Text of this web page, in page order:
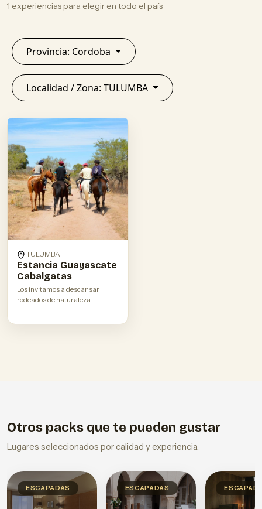
1 experiencias para elegir en todo el país
Provincia: Cordoba
Localidad / Zona: TULUMBA
TULUMBA
Estancia Guayascate
Cabalgatas
Los invitamos a descansar
rodeados de naturaleza.
Otros packs que te pueden gustar
Lugares seleccionados por calidad y experiencia.
ESCAPADAS ESCAPADAS